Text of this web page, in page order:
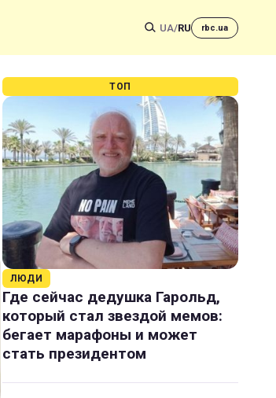
UA/RU rbc.ua
ТОП
ЛЮДИ
Где сейчас дедушка Гарольд,
который стал звездой мемов:
бегает марафоны и может
стать президентом